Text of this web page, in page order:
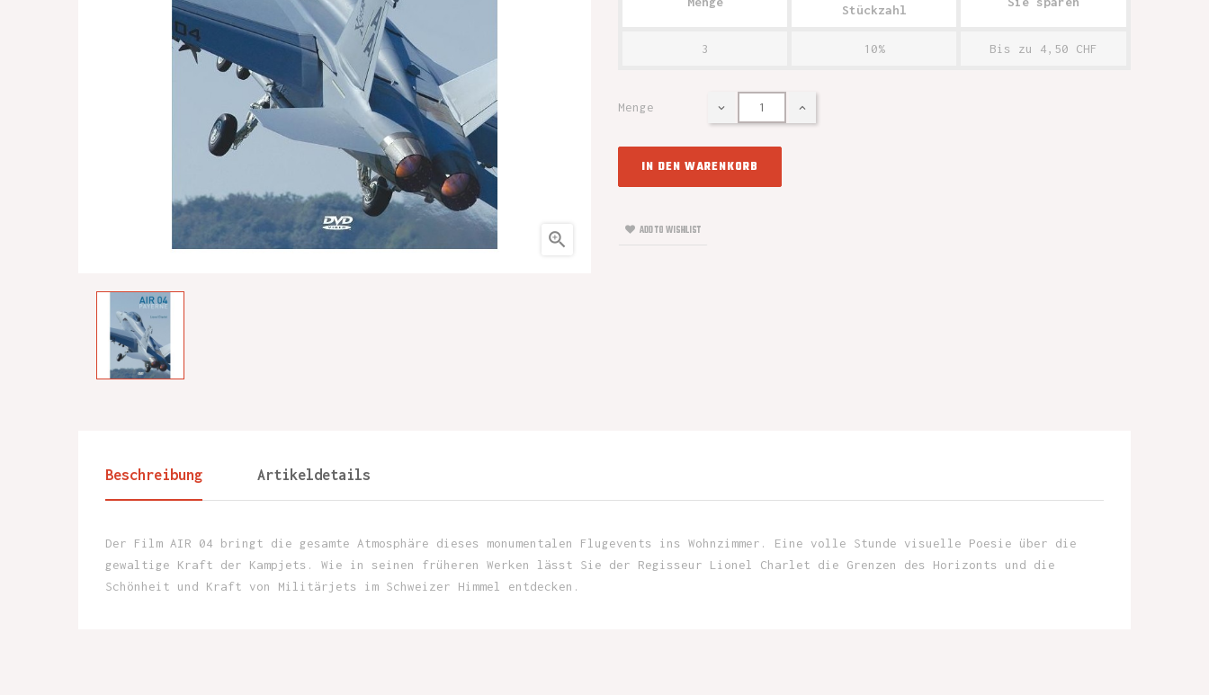

Stückzahl
3 10% Bis zu 4,50 CHF
Menge
IN DEN WARENKORB
ADD TO WISHLIST
Beschreibung Artikeldetails
Der Film AIR 04 bringt die gesamte Atmosphäre dieses monumentalen Flugevents ins Wohnzimmer. Eine volle Stunde visuelle Poesie über die
gewaltige Kraft der Kampjets. Wie in seinen früheren Werken lässt Sie der Regisseur Lionel Charlet die Grenzen des Horizonts und die
Schönheit und Kraft von Militärjets im Schweizer Himmel entdecken.